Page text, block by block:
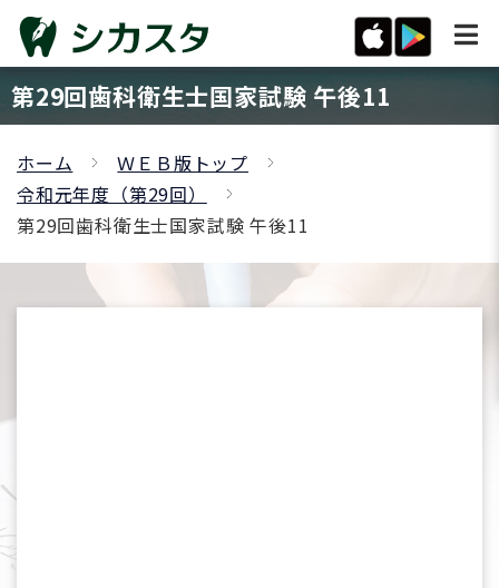
第29回歯科衛生士国家試験 午後11
ホーム
ＷＥＢ版トップ
令和元年度（第29回）
第29回歯科衛生士国家試験 午後11